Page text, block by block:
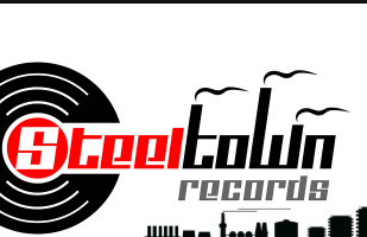
| PRINT | DIY | FANZINE | TOURSERVICE | BOOKING